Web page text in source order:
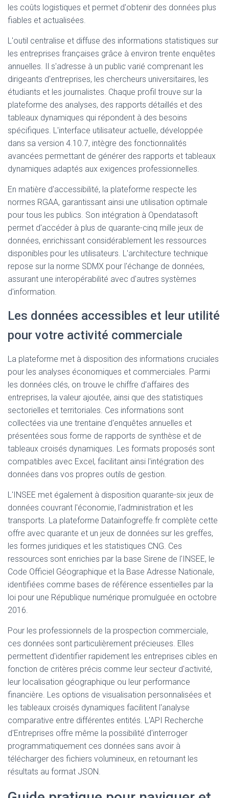
les coûts logistiques et permet d'obtenir des données plus
fiables et actualisées.
L'outil centralise et diffuse des informations statistiques sur
les entreprises françaises grâce à environ trente enquêtes
annuelles. Il s'adresse à un public varié comprenant les
dirigeants d'entreprises, les chercheurs universitaires, les
étudiants et les journalistes. Chaque profil trouve sur la
plateforme des analyses, des rapports détaillés et des
tableaux dynamiques qui répondent à des besoins
spécifiques. L'interface utilisateur actuelle, développée
dans sa version 4.10.7, intègre des fonctionnalités
avancées permettant de générer des rapports et tableaux
dynamiques adaptés aux exigences professionnelles.
En matière d'accessibilité, la plateforme respecte les
normes RGAA, garantissant ainsi une utilisation optimale
pour tous les publics. Son intégration à Opendatasoft
permet d'accéder à plus de quarante-cinq mille jeux de
données, enrichissant considérablement les ressources
disponibles pour les utilisateurs. L'architecture technique
repose sur la norme SDMX pour l'échange de données,
assurant une interopérabilité avec d'autres systèmes
d'information.
Les données accessibles et leur utilité
pour votre activité commerciale
La plateforme met à disposition des informations cruciales
pour les analyses économiques et commerciales. Parmi
les données clés, on trouve le chiffre d'affaires des
entreprises, la valeur ajoutée, ainsi que des statistiques
sectorielles et territoriales. Ces informations sont
collectées via une trentaine d'enquêtes annuelles et
présentées sous forme de rapports de synthèse et de
tableaux croisés dynamiques. Les formats proposés sont
compatibles avec Excel, facilitant ainsi l'intégration des
données dans vos propres outils de gestion.
L'INSEE met également à disposition quarante-six jeux de
données couvrant l'économie, l'administration et les
transports. La plateforme Datainfogreffe.fr complète cette
offre avec quarante et un jeux de données sur les greffes,
les formes juridiques et les statistiques CNG. Ces
ressources sont enrichies par la base Sirene de l'INSEE, le
Code Officiel Géographique et la Base Adresse Nationale,
identifiées comme bases de référence essentielles par la
loi pour une République numérique promulguée en octobre
2016.
Pour les professionnels de la prospection commerciale,
ces données sont particulièrement précieuses. Elles
permettent d'identifier rapidement les entreprises cibles en
fonction de critères précis comme leur secteur d'activité,
leur localisation géographique ou leur performance
financière. Les options de visualisation personnalisées et
les tableaux croisés dynamiques facilitent l'analyse
comparative entre différentes entités. L'API Recherche
d'Entreprises offre même la possibilité d'interroger
programmatiquement ces données sans avoir à
télécharger des fichiers volumineux, en retournant les
résultats au format JSON.